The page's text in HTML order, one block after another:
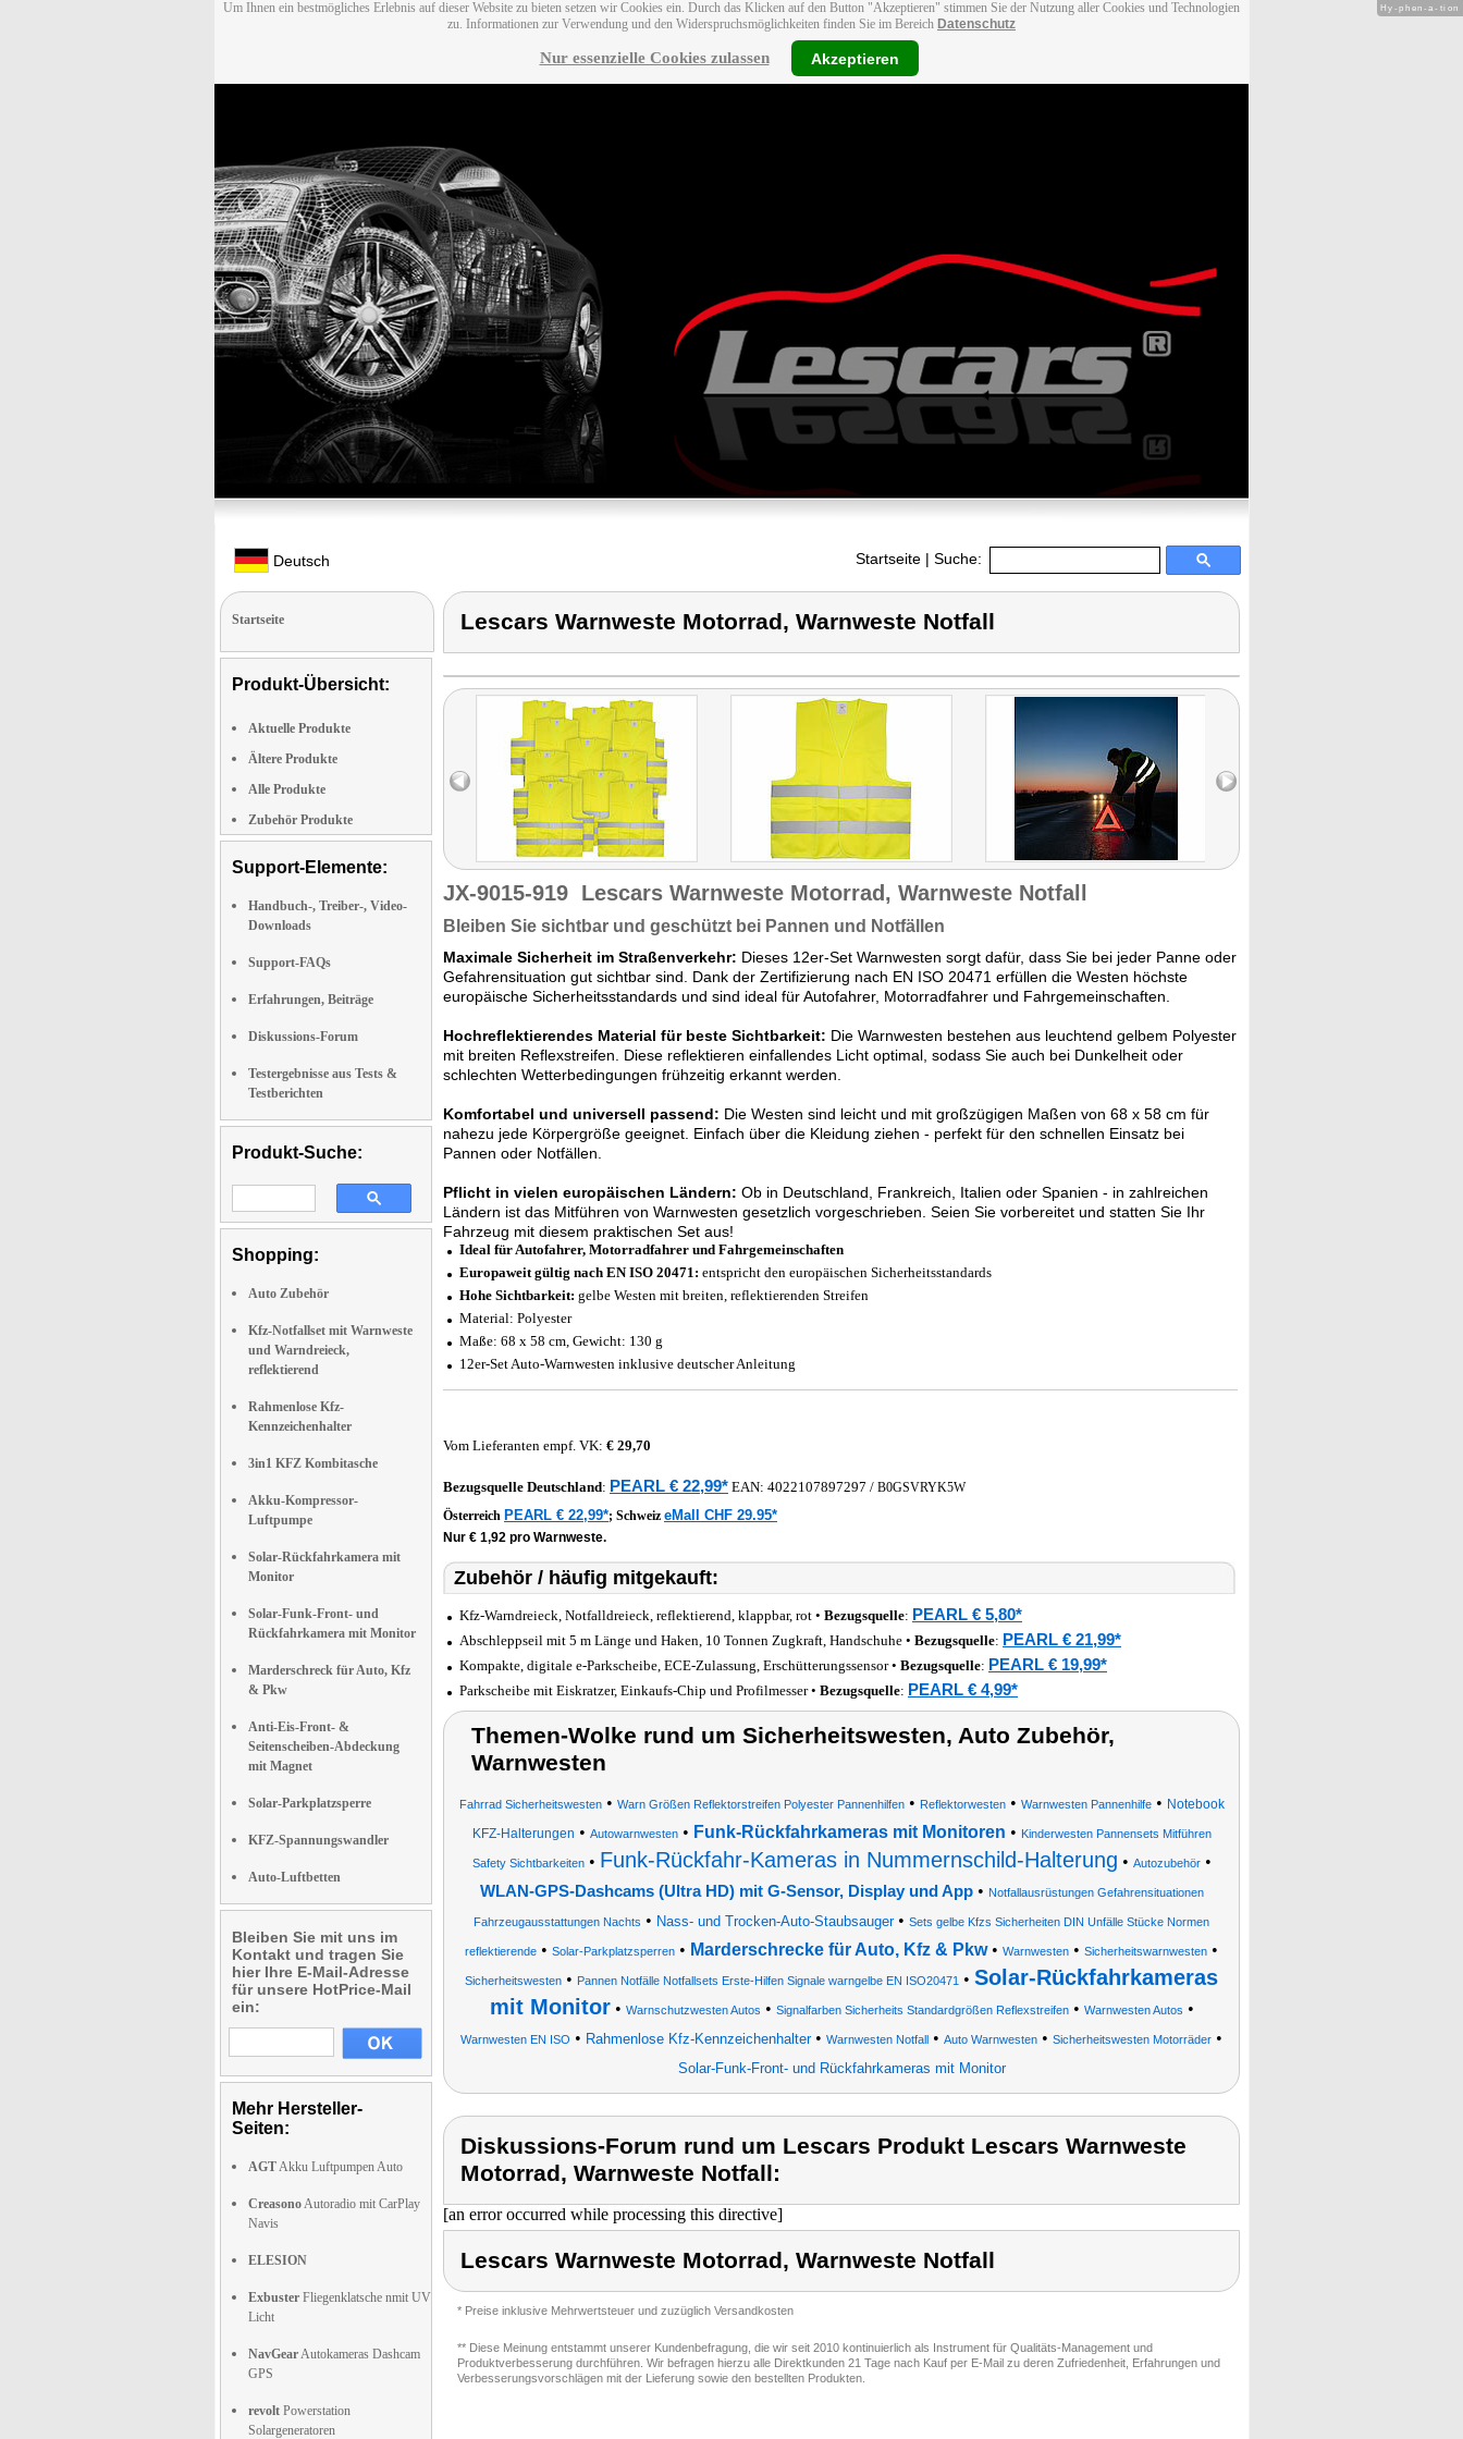
Um Ihnen ein bestmögliches Erlebnis auf dieser Website zu bieten setzen wir Cookies ein. Durch das Klicken auf den Button "Akzeptieren" stimmen Sie der Nutzung aller Cookies und Technologien
zu. Informationen zur Verwendung und den Widerspruchsmöglichkeiten finden Sie im Bereich Datenschutz
Nur essenzielle Cookies zulassen Akzeptieren
Deutsch Startseite | Suche:
Startseite
Produkt-Übersicht:
Aktuelle Produkte
Ältere Produkte
Alle Produkte
Zubehör Produkte
Support-Elemente:
Handbuch-, Treiber-, Video-
Downloads
Support-FAQs
Erfahrungen, Beiträge
Diskussions-Forum
Testergebnisse aus Tests &
Testberichten
Produkt-Suche:
Shopping:
Auto Zubehör
Kfz-Notfallset mit Warnweste
und Warndreieck,
reflektierend
Rahmenlose Kfz-
Kennzeichenhalter
3in1 KFZ Kombitasche
Akku-Kompressor-
Luftpumpe
Solar-Rückfahrkamera mit
Monitor
Solar-Funk-Front- und
Rückfahrkamera mit Monitor
Marderschreck für Auto, Kfz
& Pkw
Anti-Eis-Front- &
Seitenscheiben-Abdeckung
mit Magnet
Solar-Parkplatzsperre
KFZ-Spannungswandler
Auto-Luftbetten
Bleiben Sie mit uns im
Kontakt und tragen Sie
hier Ihre E-Mail-Adresse
für unsere HotPrice-Mail
ein:
Mehr Hersteller-
Seiten:
AGTAkku Luftpumpen Auto
CreasonoAutoradio mit CarPlay
Navis
ELESION
Exbuster Fliegenklatsche nmit UV
Licht
NavGearAutokameras Dashcam
GPS
revolt Powerstation
Solargeneratoren
Lescars Warnweste Motorrad, Warnweste Notfall
JX-9015-919 Lescars Warnweste Motorrad, Warnweste Notfall
Bleiben Sie sichtbar und geschützt bei Pannen und Notfällen
Maximale Sicherheit im Straßenverkehr: Dieses 12er-Set Warnwesten sorgt dafür, dass Sie bei jeder Panne oder
Gefahrensituation gut sichtbar sind. Dank der Zertifizierung nach EN ISO 20471 erfüllen die Westen höchste
europäische Sicherheitsstandards und sind ideal für Autofahrer, Motorradfahrer und Fahrgemeinschaften.
Hochreflektierendes Material für beste Sichtbarkeit: Die Warnwesten bestehen aus leuchtend gelbem Polyester
mit breiten Reflexstreifen. Diese reflektieren einfallendes Licht optimal, sodass Sie auch bei Dunkelheit oder
schlechten Wetterbedingungen frühzeitig erkannt werden.
Komfortabel und universell passend: Die Westen sind leicht und mit großzügigen Maßen von 68 x 58 cm für
nahezu jede Körpergröße geeignet. Einfach über die Kleidung ziehen - perfekt für den schnellen Einsatz bei
Pannen oder Notfällen.
Pflicht in vielen europäischen Ländern: Ob in Deutschland, Frankreich, Italien oder Spanien - in zahlreichen
Ländern ist das Mitführen von Warnwesten gesetzlich vorgeschrieben. Seien Sie vorbereitet und statten Sie Ihr
Fahrzeug mit diesem praktischen Set aus!
Ideal für Autofahrer, Motorradfahrer und Fahrgemeinschaften
Europaweit gültig nach EN ISO 20471: entspricht den europäischen Sicherheitsstandards
Hohe Sichtbarkeit: gelbe Westen mit breiten, reflektierenden Streifen
Material: Polyester
Maße: 68 x 58 cm, Gewicht: 130 g
12er-Set Auto-Warnwesten inklusive deutscher Anleitung
Vom Lieferanten empf. VK: € 29,70
Bezugsquelle Deutschland: PEARL € 22,99* EAN: 4022107897297 / B0GSVRYK5W
Österreich PEARL € 22,99*; Schweiz eMall CHF 29.95*
Nur € 1,92 pro Warnweste.
Zubehör / häufig mitgekauft:
Kfz-Warndreieck, Notfalldreieck, reflektierend, klappbar, rot • Bezugsquelle: PEARL € 5,80*
Abschleppseil mit 5 m Länge und Haken, 10 Tonnen Zugkraft, Handschuhe • Bezugsquelle: PEARL € 21,99*
Kompakte, digitale e-Parkscheibe, ECE-Zulassung, Erschütterungssensor • Bezugsquelle: PEARL € 19,99*
Parkscheibe mit Eiskratzer, Einkaufs-Chip und Profilmesser • Bezugsquelle: PEARL € 4,99*
Themen-Wolke rund um Sicherheitswesten, Auto Zubehör,
Warnwesten
Fahrrad Sicherheitswesten• Warn Größen Reflektorstreifen Polyester Pannenhilfen• Reflektorwesten• Warnwesten Pannenhilfe• Notebook
KFZ-Halterungen • Autowarnwesten• Funk-Rückfahrkameras mit Monitoren • Kinderwesten Pannensets Mitführen
Safety Sichtbarkeiten• Funk-Rückfahr-Kameras in Nummernschild-Halterung • Autozubehör•
WLAN-GPS-Dashcams (Ultra HD) mit G-Sensor, Display und App• Notfallausrüstungen Gefahrensituationen
Fahrzeugausstattungen Nachts • Nass- und Trocken-Auto-Staubsauger• Sets gelbe Kfzs Sicherheiten DIN Unfälle Stücke Normen
reflektierende • Solar-Parkplatzsperren • Marderschrecke für Auto, Kfz & Pkw• Warnwesten • Sicherheitswarnwesten •
Sicherheitswesten • Pannen Notfälle Notfallsets Erste-Hilfen Signale warngelbe EN ISO20471 • Solar-Rückfahrkameras
mit Monitor• Warnschutzwesten Autos • Signalfarben Sicherheits Standardgrößen Reflexstreifen• Warnwesten Autos •
Warnwesten EN ISO • Rahmenlose Kfz-Kennzeichenhalter• Warnwesten Notfall • Auto Warnwesten • Sicherheitswesten Motorräder •
Solar-Funk-Front- und Rückfahrkameras mit Monitor
Diskussions-Forum rund um Lescars Produkt Lescars Warnweste
Motorrad, Warnweste Notfall:
[an error occurred while processing this directive]
Lescars Warnweste Motorrad, Warnweste Notfall
* Preise inklusive Mehrwertsteuer und zuzüglich Versandkosten
** Diese Meinung entstammt unserer Kundenbefragung, die wir seit 2010 kontinuierlich als Instrument für Qualitäts-Management und
Produktverbesserung durchführen. Wir befragen hierzu alle Direktkunden 21 Tage nach Kauf per E-Mail zu deren Zufriedenheit, Erfahrungen und
Verbesserungsvorschlägen mit der Lieferung sowie den bestellten Produkten.
Hy-phen-a-tion